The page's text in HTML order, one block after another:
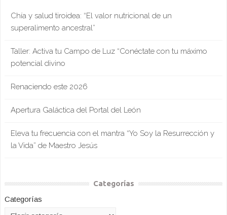
Chía y salud tiroidea: “El valor nutricional de un
superalimento ancestral”
Taller: Activa tu Campo de Luz “Conéctate con tu máximo
potencial divino
Renaciendo este 2026
Apertura Galáctica del Portal del León
Eleva tu frecuencia con el mantra “Yo Soy la Resurrección y
la Vida” de Maestro Jesús
Categorías
Categorías